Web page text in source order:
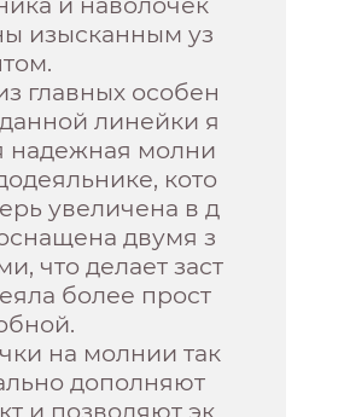
изысканным уз
главных особен
линейки я
надежная молни
кото
увеличена в д
двумя з
что делает заст
более прост
на молнии так
дополняют